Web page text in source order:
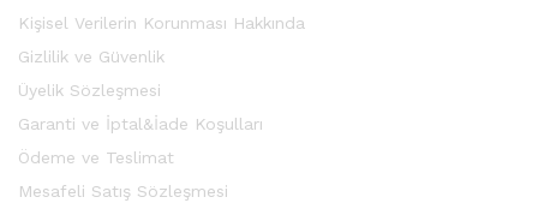
Kişisel Verilerin Korunması Hakkında
Gizlilik ve Güvenlik
Üyelik Sözleşmesi
Garanti ve İptal&İade Koşulları
Ödeme ve Teslimat
Mesafeli Satış Sözleşmesi